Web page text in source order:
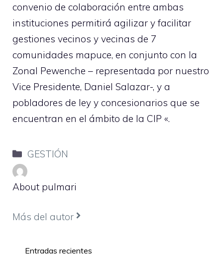
convenio de colaboración entre ambas
instituciones permitirá agilizar y facilitar
gestiones vecinos y vecinas de 7
comunidades mapuce, en conjunto con la
Zonal Pewenche – representada por nuestro
Vice Presidente, Daniel Salazar-, y a
pobladores de ley y concesionarios que se
encuentran en el ámbito de la CIP «.
Categorías
GESTIÓN
About pulmari
Más del autor
Entradas recientes